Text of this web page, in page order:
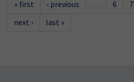
« first ‹ previous … 6 7
next ›
last »